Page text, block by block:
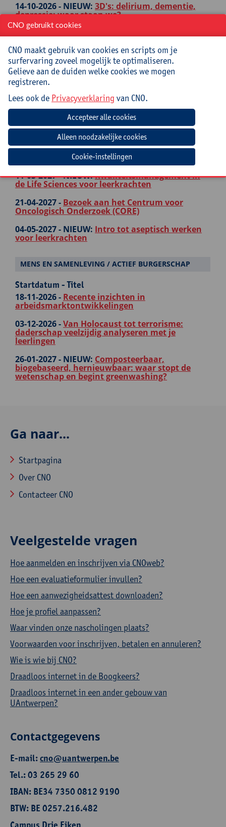
14-10-2026 - NIEUW: 3D's: delirium, dementie,
depressie: waar staan we?
21-10-2026 -
12-11-2026 -NIEUW:Palliatieve zorg in de klas -
live online nascholing
26-11-2026 -
zorgopleidingen: doordacht gekozen, sterk
gemaakt
Het referentiekader dementie - live
online nascholing
17-02-2027 -3D's: delirium, dementie, depressie:
waar staan we? - live online nascholing
11-03-2027 -NIEUW:Kwaliteitsmanagement in
de Life Sciences voor leerkrachten
21-04-2027 - Bezoek aan het Centrum voor
Oncologisch Onderzoek (CORE)
04-05-2027 - NIEUW: Intro tot aseptisch werken
voor leerkrachten
MENS EN SAMENLEVING / ACTIEF BURGERSCHAP
Startdatum - Titel
18-11-2026 - Recente inzichten in
arbeidsmarktontwikkelingen
03-12-2026 -Van Holocaust tot terrorisme:
daderschap veelzijdig analyseren met je
leerlingen
26-01-2027 - NIEUW: Composteerbaar,
biogebaseerd, hernieuwbaar: waar stopt de
wetenschap en begint greenwashing?
Ga naar...
Startpagina
Over CNO
Contacteer CNO
Veelgestelde vragen
Hoe aanmelden en inschrijven via CNOweb?
Hoe een evaluatieformulier invullen?
Hoe een aanwezigheidsattest downloaden?
Hoe je profiel aanpassen?
Waar vinden onze nascholingen plaats?
Voorwaarden voor inschrijven, betalen en annuleren?
Wie is wie bij CNO?
Draadloos internet in de Boogkeers?
Draadloos internet in een ander gebouw van
UAntwerpen?
Contactgegevens
E-mail:cno@uantwerpen.be
Tel.: 03 265 29 60
IBAN: BE34 7350 0812 9190
BTW: BE 0257.216.482
CNO gebruikt cookies
CNO maakt gebruik van cookies en scripts om je
surfervaring zoveel mogelijk te optimaliseren.
Gelieve aan de duiden welke cookies we mogen
registreren.
Lees ook de Privacyverklaring van CNO.
Cookie-instellingen